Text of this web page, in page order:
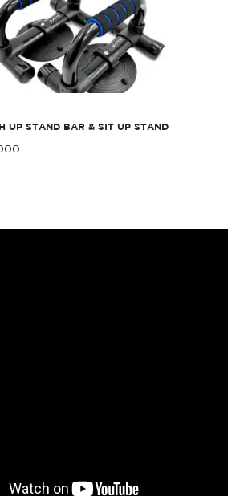
UP STAND BAR & SIT UP STAND
up Stand Bar & Sit up Stand